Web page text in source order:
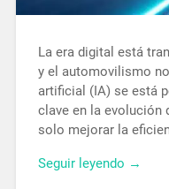
La era digital está
y el automovilismo
artificial (IA) se está
clave en la evolución
solo mejorar la
Seguir leyendo →